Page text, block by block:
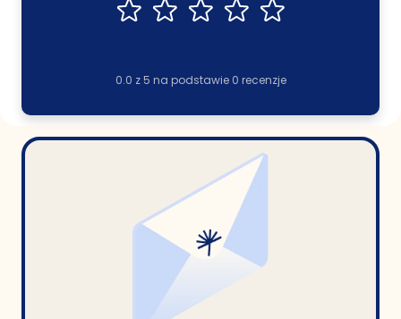
0.0 z5 na podstawie 0 recenzje